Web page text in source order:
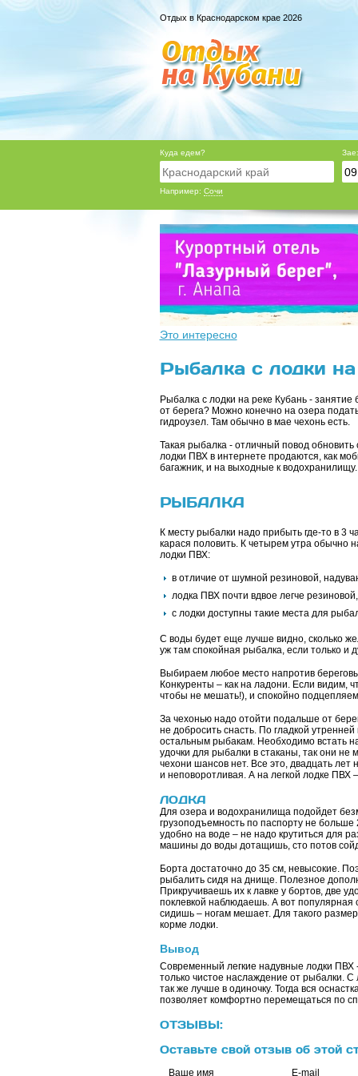
Отдых в Краснодарском крае 2026
Куда едем?
Например: Сочи
Это интересно
Рыбалка с лодки
Рыбалка с лодки на реке Кубань -
от берега? Можно конечно на озера
гидроузел. Там обычно в мае чехонь есть.
Такая рыбалка - отличный повод
лодки ПВХ в интернете продаются, как
багажник, и на выходные к водохранилищу.
РЫБАЛКА
К месту рыбалки надо прибыть где-то в 3
карася половить. К четырем утра обычно
лодки ПВХ:
в отличие от шумной резиновой,
лодка ПВХ почти вдвое легче
с лодки доступны такие места для
С воды будет еще лучше видно, сколько
уж там спокойная рыбалка, если только и
Выбираем любое место напротив
Конкуренты – как на ладони. Если видим,
чтобы не мешать!), и спокойно
За чехонью надо отойти подальше от
не добросить снасть. По гладкой
остальным рыбакам. Необходимо встать
удочки для рыбалки в стаканы, так они
чехони шансов нет. Все это, двадцать
и неповоротливая. А на легкой лодке ПВХ
ЛОДКА
Для озера и водохранилища подойдет
грузоподъемность по паспорту не
удобно на воде – не надо крутиться для
машины до воды дотащишь, сто потов
Борта достаточно до 35 см, невысокие.
рыбалить сидя на днище. Полезное
Прикручиваешь их к лавке у бортов, две
поклевкой наблюдаешь. А вот популярная
сидишь – ногам мешает. Для такого
корме лодки.
Вывод
Современный легкие надувные лодки ПВХ
только чистое наслаждение от рыбалки.
так же лучше в одиночку. Тогда вся
позволяет комфортно перемещаться по
ОТЗЫВЫ:
Оставьте свой отзыв об этой
Ваше имя E-mail